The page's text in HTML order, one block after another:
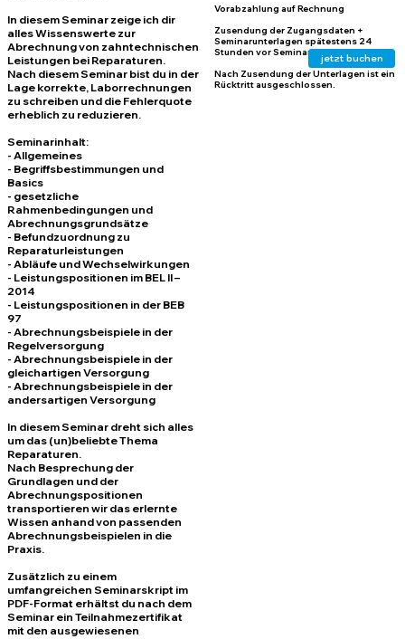
In diesem Seminar zeige ich dir
alles Wissenswerte zur
Abrechnung von zahntechnischen
Leistungen bei Reparaturen.
Nach diesem Seminar bist du in der
Lage korrekte, Laborrechnungen
zu schreiben und die Fehlerquote
erheblich zu reduzieren.
Seminarinhalt:
- Allgemeines
- Begriffsbestimmungen und
Basics
- gesetzliche
Rahmenbedingungen und
Abrechnungsgrundsätze
- Befundzuordnung zu
Reparaturleistungen
- Abläufe und Wechselwirkungen
- Leistungspositionen im BEL II –
2014
- Leistungspositionen in der BEB
97
- Abrechnungsbeispiele in der
Regelversorgung
- Abrechnungsbeispiele in der
gleichartigen Versorgung
- Abrechnungsbeispiele in der
andersartigen Versorgung
In diesem Seminar dreht sich alles
um das (un)beliebte Thema
Reparaturen.
Nach Besprechung der
Grundlagen und der
Abrechnungspositionen
transportieren wir das erlernte
Wissen anhand von passenden
Abrechnungsbeispielen in die
Praxis.
Zusätzlich zu einem
umfangreichen Seminarskript im
PDF-Format erhältst du nach dem
Seminar ein Teilnahmezertifikat
mit den ausgewiesenen
Vorabzahlung auf Rechnung
Zusendung der Zugangsdaten +
Seminarunterlagen spätestens 24
Stunden vor Seminarbeginn
Nach Zusendung der Unterlagen ist ein
Rücktritt ausgeschlossen.
jetzt buchen